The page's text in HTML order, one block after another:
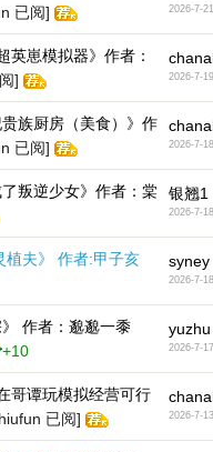
已阅] 2026-7-21
英崽模拟器》作者：
] 2026-7-19
族厨房（美食）》作
已阅] 2026-7-18
叛逆少女》作者：棠
银翘1
2026-7-18
植夫》 作者:甲子亥
syney
2026-7-18
》 作者：邈邈一黍
+10
yuzhu
2026-7-17
哥谭玩模拟经营可行
已阅] 2026-7-13